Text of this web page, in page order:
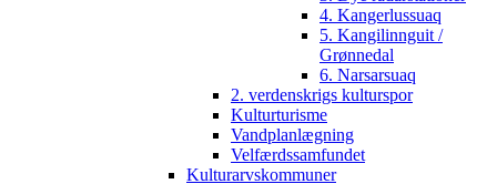
4. Kangerlussuaq
5. Kangilinnguit /
Grønnedal
6. Narsarsuaq
2. verdenskrigs kulturspor
Kulturturisme
Vandplanlægning
Velfærdssamfundet
Kulturarvskommuner